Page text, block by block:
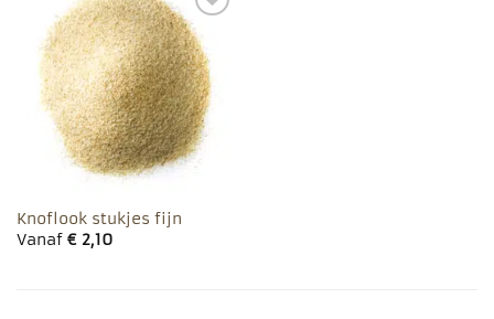
Toevoegen
aan
favorieten
Knoflook stukjes fijn
Vanaf €2,10